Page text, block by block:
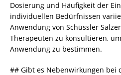
Dosierung und Häufigkeit der
individuellen Bedürfnissen
Anwendung von Schüssler
Therapeuten zu konsultieren,
Anwendung zu bestimmen.
## Gibt es Nebenwirkungen bei